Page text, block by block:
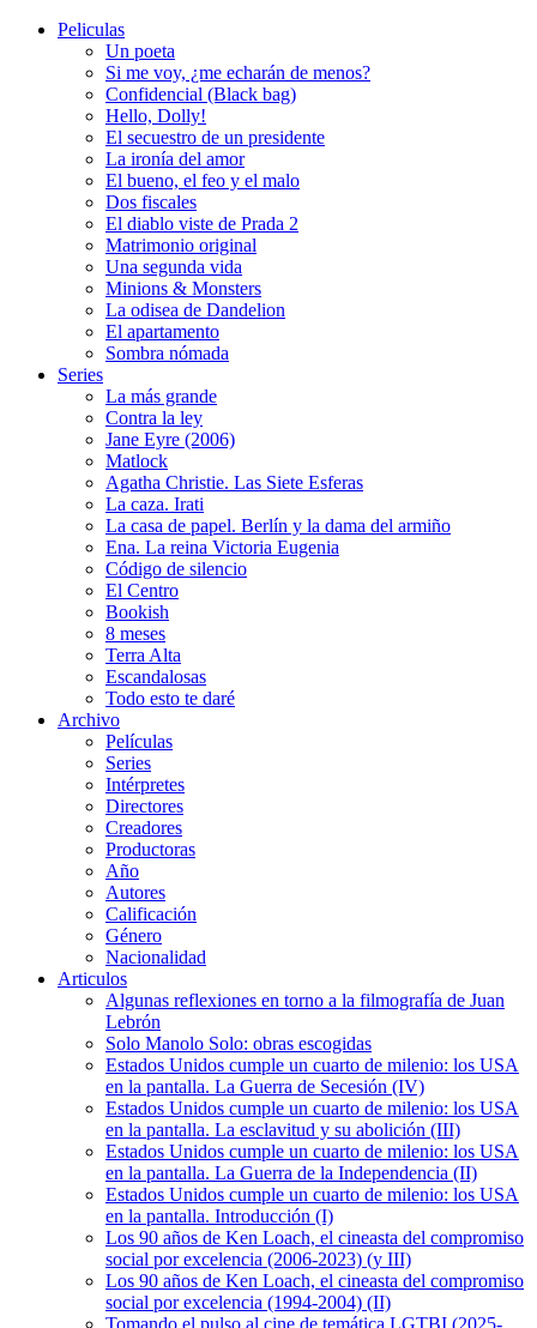
Peliculas
Un poeta
Si me voy, ¿me echarán de menos?
Confidencial (Black bag)
Hello, Dolly!
El secuestro de un presidente
La ironía del amor
El bueno, el feo y el malo
Dos fiscales
El diablo viste de Prada 2
Matrimonio original
Una segunda vida
Minions & Monsters
La odisea de Dandelion
El apartamento
Sombra nómada
Series
La más grande
Contra la ley
Jane Eyre (2006)
Matlock
Agatha Christie. Las Siete Esferas
La caza. Irati
La casa de papel. Berlín y la dama del armiño
Ena. La reina Victoria Eugenia
Código de silencio
El Centro
Bookish
8 meses
Terra Alta
Escandalosas
Todo esto te daré
Archivo
Películas
Series
Intérpretes
Directores
Creadores
Productoras
Año
Autores
Calificación
Género
Nacionalidad
Articulos
Algunas reflexiones en torno a la filmografía de Juan
Lebrón
Solo Manolo Solo: obras escogidas
Estados Unidos cumple un cuarto de milenio: los USA
en la pantalla. La Guerra de Secesión (IV)
Estados Unidos cumple un cuarto de milenio: los USA
en la pantalla. La esclavitud y su abolición (III)
Estados Unidos cumple un cuarto de milenio: los USA
en la pantalla. La Guerra de la Independencia (II)
Estados Unidos cumple un cuarto de milenio: los USA
en la pantalla. Introducción (I)
Los 90 años de Ken Loach, el cineasta del compromiso
social por excelencia (2006-2023) (y III)
Los 90 años de Ken Loach, el cineasta del compromiso
social por excelencia (1994-2004) (II)
Tomando el pulso al cine de temática LGTBI (2025-